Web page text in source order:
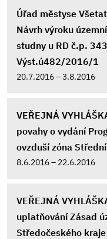
Úřad městyse
Návrh výroku
studny u RD č.p.
Výst.ú482/2016/1
20.7.2016 – 3.8.2016
VEŘEJNÁ
povahy o vydání
ovzduší zóna
8.6.2016 – 22.6.2016
VEŘEJNÁ
uplatňování Zásad
Středočeského